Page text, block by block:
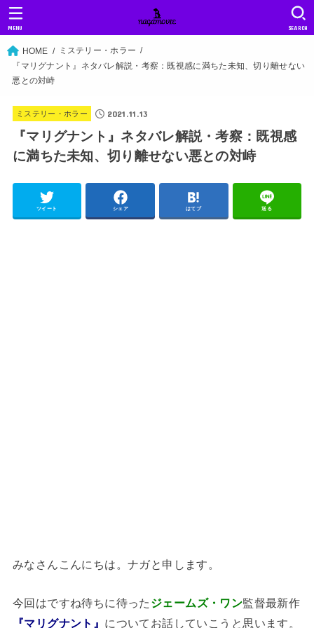
SEARCH
MENU
HOME
ミステリー・ホラー
『マリグナント』ネタバレ解説・考察：既視感に満ちた未知、切り離せない
悪との対峙
ミステリー・ホラー 2021.11.13
『マリグナント』ネタバレ解説・考察：既視感
に満ちた未知、切り離せない悪との対峙
ツイート シェア はてブ 送る
みなさんこんにちは。ナガと申します。
今回はですね待ちに待った ジェームズ・ワン監督最新作
『マリグナント』 についてお話していこうと思います。